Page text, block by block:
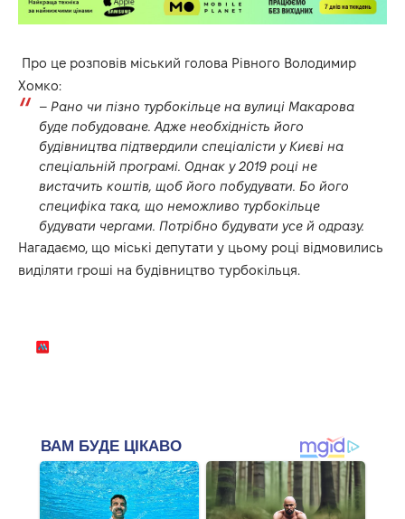
Про це розповів міський голова Рівного Володимир
Хомко:
– Рано чи пізно турбокільце на вулиці Макарова
буде побудоване. Адже необхідність його
будівництва підтвердили спеціалісти у Києві на
спеціальній програмі. Однак у 2019 році не
вистачить коштів, щоб його побудувати. Бо його
специфіка така, що неможливо турбокільце
будувати чергами. Потрібно будувати усе й одразу.
Нагадаємо, що міські депутати у цьому році відмовились
виділяти гроші на будівництво турбокільця.